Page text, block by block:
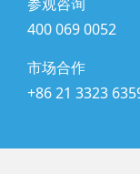
400 069 0052
市场合作
+86 21 3323